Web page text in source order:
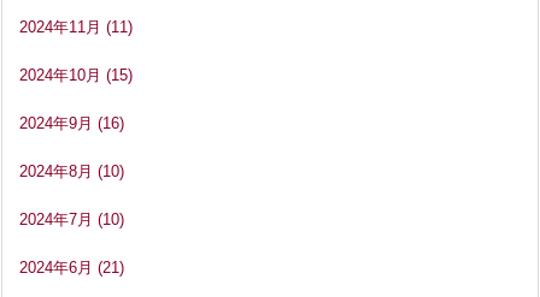
2024年11月 (11)
2024年10月 (15)
2024年9月 (16)
2024年8月 (10)
2024年7月 (10)
2024年6月 (21)